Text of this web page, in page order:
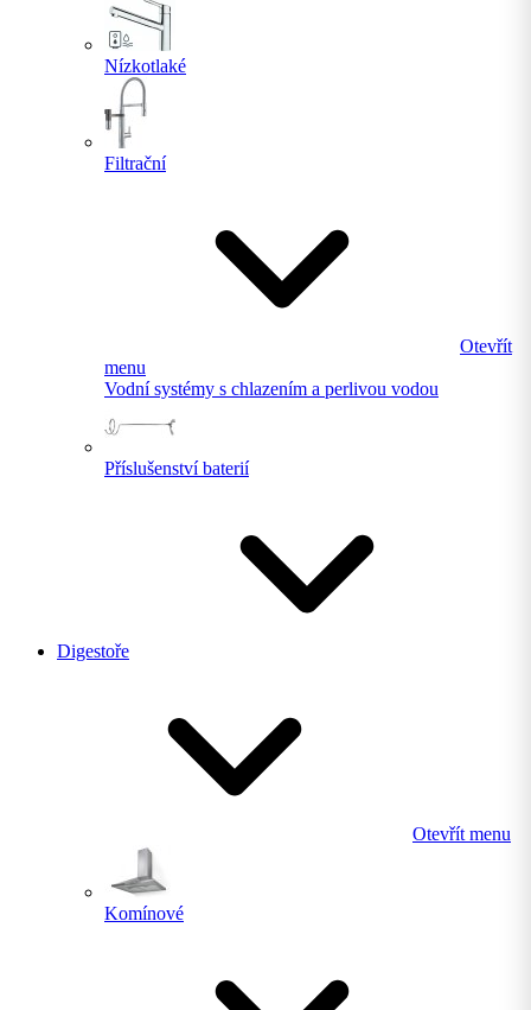
Nízkotlaké
Filtrační
Otevřít
menu
Vodní systémy s chlazením a perlivou vodou
Příslušenství baterií
Digestoře
Otevřít menu
Komínové